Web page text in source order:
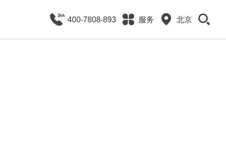
400-7808-893 服务 北京